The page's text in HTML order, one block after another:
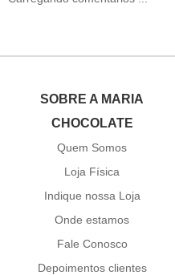
SOBRE A MARIA
CHOCOLATE
Quem Somos
Loja Física
Indique nossa Loja
Onde estamos
Fale Conosco
Depoimentos clientes